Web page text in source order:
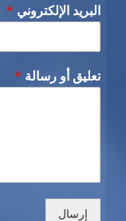
البريد الإلكتروني *
تعليق أو رسالة *
إرسال